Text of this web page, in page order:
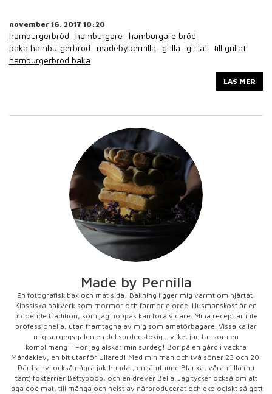
november 16, 2017 10:20
hamburgerbröd hamburgare
hamburgare bröd
baka hamburgerbröd
madebypernilla grilla grillat till grillat
hamburgerbröd baka
LÄS MER
Made by Pernilla
En fotografisk bak och mat sida! Bakning ligger mig varmt om hjärtat!
Klassiska bakverk som mormor och farmor gjorde. Husmanskost är en
utdöende tradition, som jag hoppas kan föra vidare. Mina recept är inte
professionella, utan framtagna av mig som amatörbagare. Vissa kallar
mig surgegsgalen en del surdegstokig... vilket jag tar som en
komplimang!! För jag älskar min surdeg! Bor på en gård i vackra
Mårdaklev, en bit utanför Ullared! Med min man och två söner 23 och 20.
Där har vi också några jakthundar, en jämthund Blanka, våran lilla (nu
tant) foxterrier Bettyboop, och en drever Bella. Jag tycker också om att
laga god mat, till många och helst av närproducerat och ekologiskt så gott